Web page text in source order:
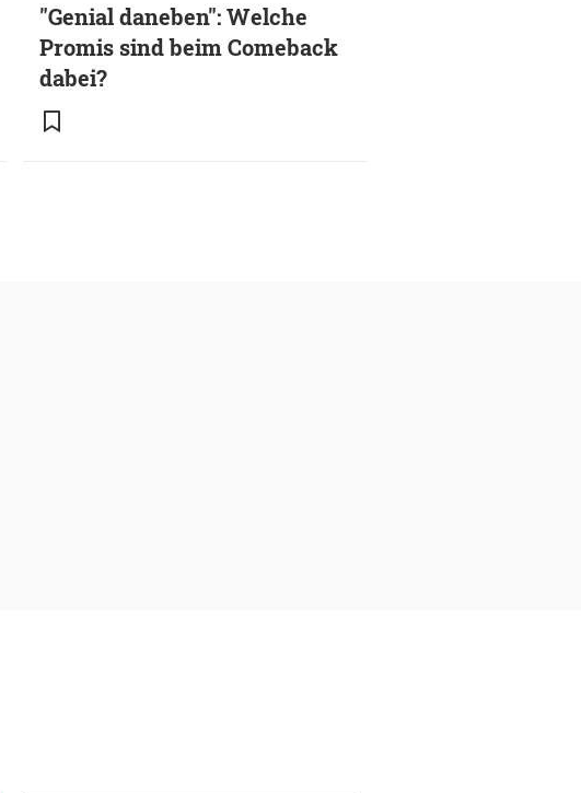
"Genial daneben": Welche
Promis sind beim Comeback
dabei?